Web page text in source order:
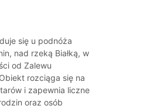
się u podnóża
nad rzeką Białką, w
od Zalewu
rozciąga się na
i zapewnia liczne
oraz osób